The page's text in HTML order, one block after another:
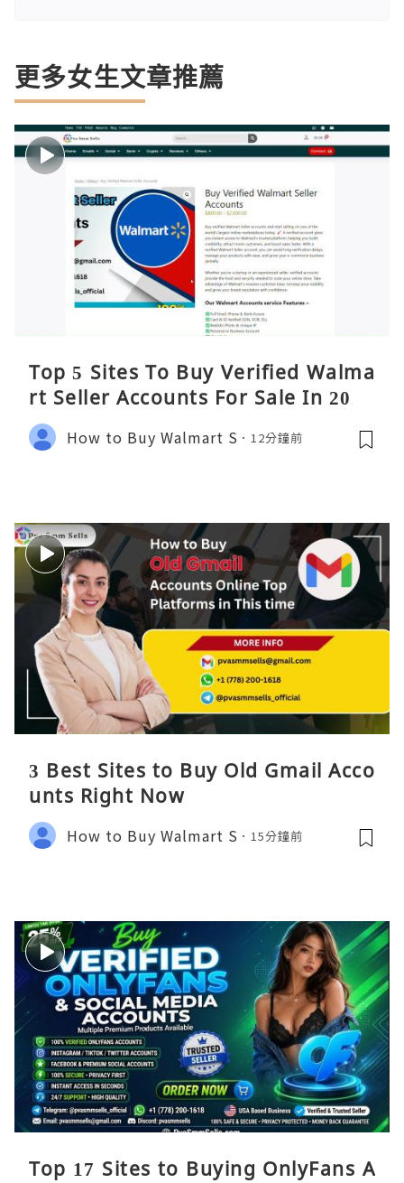
更多女生文章推薦
Top 5 Sites To Buy Verified Walma
rt Seller Accounts For Sale In 2026
How to Buy Walmart S 12分鐘前
3 Best Sites to Buy Old Gmail Acco
unts Right Now
How to Buy Walmart S 15分鐘前
Top 17 Sites to Buying OnlyFans A